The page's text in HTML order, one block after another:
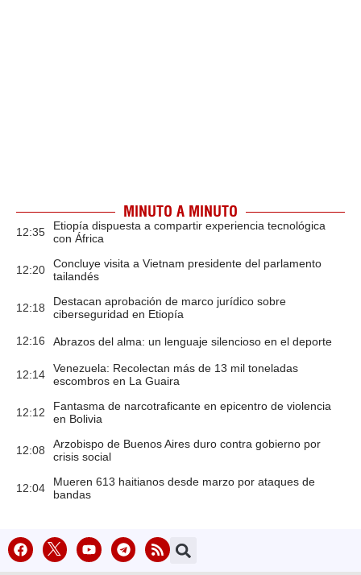
MINUTO A MINUTO
12:35
Etiopía dispuesta a compartir experiencia tecnológica
con África
12:20
Concluye visita a Vietnam presidente del parlamento
tailandés
12:18
Destacan aprobación de marco jurídico sobre
ciberseguridad en Etiopía
12:16 Abrazos del alma: un lenguaje silencioso en el deporte
12:14
Venezuela: Recolectan más de 13 mil toneladas
escombros en La Guaira
12:12
Fantasma de narcotraficante en epicentro de violencia
en Bolivia
12:08
Arzobispo de Buenos Aires duro contra gobierno por
crisis social
12:04
Mueren 613 haitianos desde marzo por ataques de
bandas